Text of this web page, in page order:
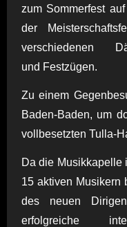
zum Sommerfest
der
verschiedenen
und Festzügen.
Zu einem
Baden-Baden, um
vollbesetzten Tulla-
Da die Musikkapelle
15 aktiven Musikern
des neuen
erfolgreiche